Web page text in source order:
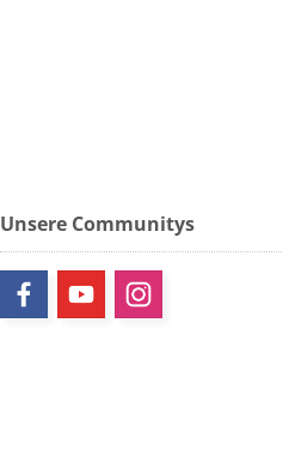
Unsere Communitys